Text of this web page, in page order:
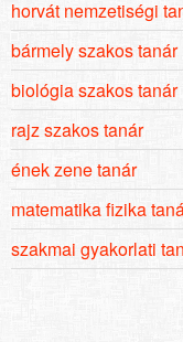
horvát nemzetiségi
bármely szakos tanár
biológia szakos tanár
rajz szakos tanár
ének zene tanár
matematika fizika
szakmai gyakorlati